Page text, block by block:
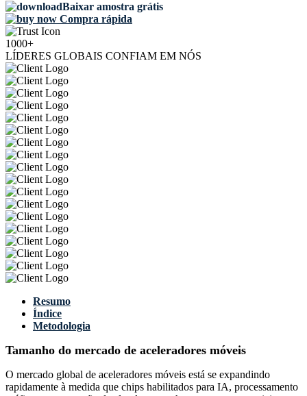
Baixar amostra grátis
Compra rápida
1000+
LÍDERES GLOBAIS CONFIAM EM NÓS
Resumo
Índice
Metodologia
Tamanho do mercado de aceleradores móveis
O mercado global de aceleradores móveis está se expandindo
rapidamente à medida que chips habilitados para IA, processamento